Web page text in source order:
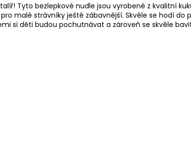
Tyto bezlepkové nudle jsou vyrobené z kvalitní
malé strávníky ještě zábavnější. Skvěle se hodí do
si děti budou pochutnávat a zároveň se skvěle